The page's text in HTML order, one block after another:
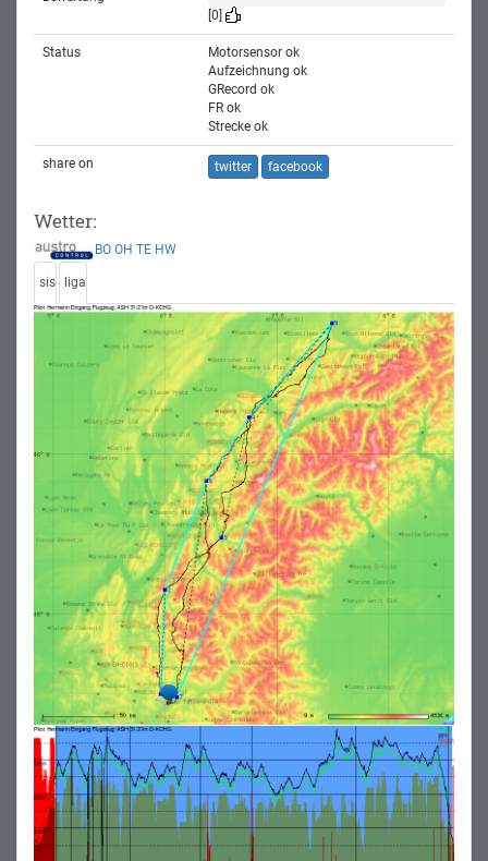
[0]
Status
Motorsensor ok
Aufzeichnung ok
GRecord ok
FR ok
Strecke ok
share on twitter facebook
Wetter:
BO OH TE HW
sis liga